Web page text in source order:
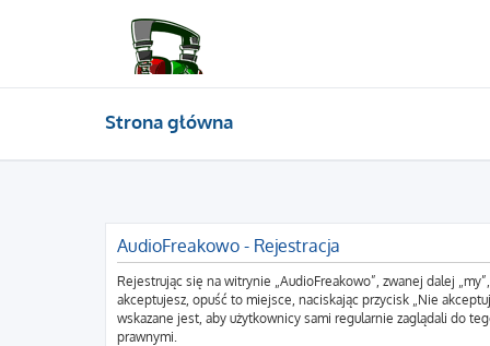
Strona główna
AudioFreakowo - Rejestracja
Rejestrując się na witrynie „AudioFreakowo”, zwanej dalej
akceptujesz, opuść to miejsce, naciskając przycisk „Nie
wskazane jest, aby użytkownicy sami regularnie zaglądali do
prawnymi.